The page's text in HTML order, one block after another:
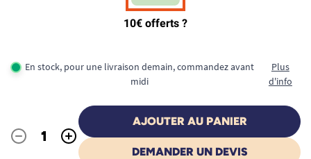
En stock, pour une livraison demain, commandez avant
midi
Plus
d'info
Quantité
- +
AJOUTER AU PANIER
DEMANDER UN DEVIS